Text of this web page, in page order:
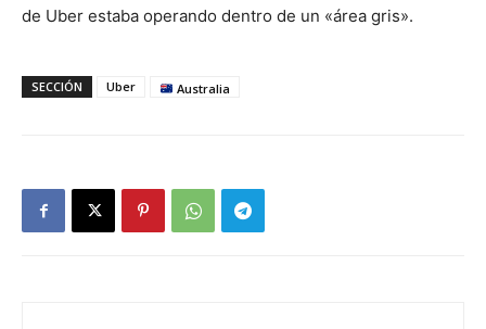
de Uber estaba operando dentro de un «área gris».
SECCIÓN Uber Australia